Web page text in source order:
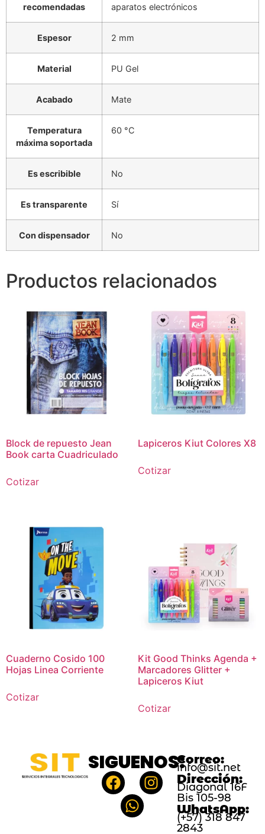
recomendadas
aparatos electrónicos
Espesor 2 mm
Material PU Gel
Acabado Mate
Temperatura
máxima soportada
60 °C
Es escribible No
Es transparente Sí
Con dispensador No
Productos relacionados
Block de repuesto Jean
Book carta Cuadriculado
Cotizar
Lapiceros Kiut Colores X8
Cotizar
Cuaderno Cosido 100
Hojas Linea Corriente
Cotizar
Kit Good Thinks Agenda +
Marcadores Glitter +
Lapiceros Kiut
Cotizar
SIGUENOS:Correo:
info@sit.net
Dirección:
Diagonal 16F
Bis 105-98
WhatsApp:
(+57) 318 847
2843